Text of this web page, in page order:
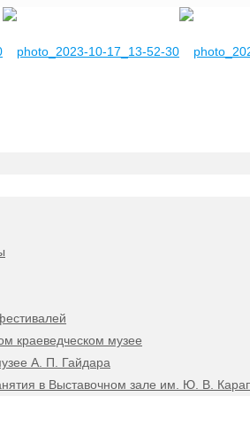
краеведческом музее
А. П. Гайдара
в Выставочном зале им. Ю. В.